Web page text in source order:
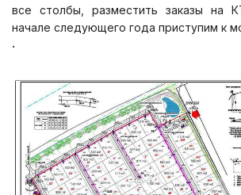
все столбы, разместить заказы на
начале следующего года приступим к
.